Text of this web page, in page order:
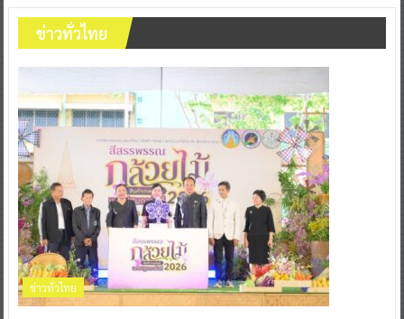
ข่าวทั่วไทย
ข่าวทั่วไทย